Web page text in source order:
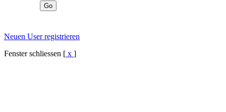
Neuen User registrieren
Fenster schliessen [ x ]